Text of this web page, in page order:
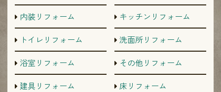
内装リフォーム
キッチンリフォーム
トイレリフォーム
洗面所リフォーム
浴室リフォーム
その他リフォーム
建具リフォーム
床リフォーム